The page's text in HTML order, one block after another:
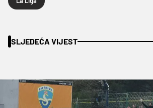
SLJEDEĆA VIJEST